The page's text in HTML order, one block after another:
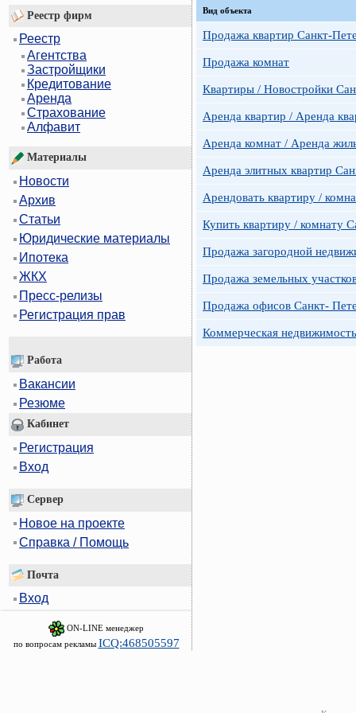
Реестр фирм
Реестр
Агентства
Застройщики
Кредитование
Аренда
Страхование
Алфавит
Материалы
Новости
Архив
Статьи
Юридические материалы
Ипотека
ЖКХ
Пресс-релизы
Регистрация прав
Работа
Вакансии
Резюме
Кабинет
Регистрация
Вход
Сервер
Новое на проекте
Справка / Помощь
Почта
Вход
ON-LINE менеджер
по вопросам рекламы ICQ:468505597
Вид объекта
Продажа квартир Санкт-
Продажа комнат
Квартиры / Новостройки
Аренда квартир / Аренда
Аренда комнат / Аренда
Аренда элитных квартир
Арендовать квартиру /
Купить квартиру / комнату
Продажа загородной
Продажа земельных
Продажа офисов Санкт-
Коммерческая